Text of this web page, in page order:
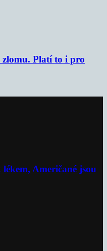
zlomu. Platí to i pro
Američané jsou